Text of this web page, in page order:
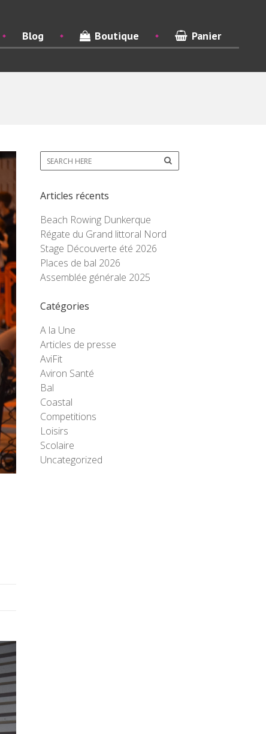
Blog Boutique Panier
Articles récents
Beach Rowing Dunkerque
Régate du Grand littoral Nord
Stage Découverte été 2026
Places de bal 2026
Assemblée générale 2025
Catégories
A la Une
Articles de presse
AviFit
Aviron Santé
Bal
Coastal
Competitions
Loisirs
Scolaire
Uncategorized